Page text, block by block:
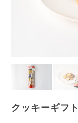
クッキーギフト